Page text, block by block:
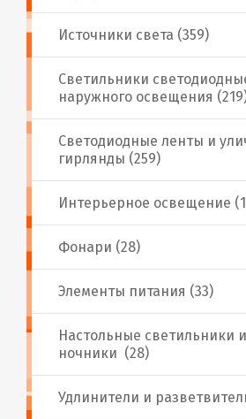
Фонари (28)
Настольные светильники и
ночники (28)
Интерьерное освещение
Источники света (359)
Светодиодные ленты и
гирлянды (259)
Светильники
наружного освещения
Удлинители и
Элементы питания (33)